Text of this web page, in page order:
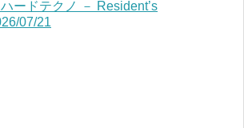
ードテクノ － Resident’s
07/21